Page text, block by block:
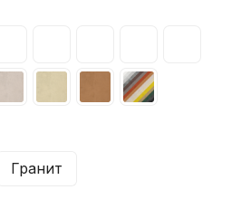
Гранит